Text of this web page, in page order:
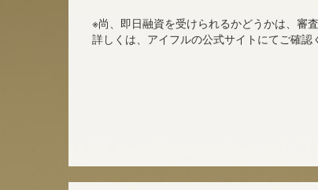
※尚、即日融資を受けられるかどうかは、審
詳しくは、アイフルの公式サイトにてご確認